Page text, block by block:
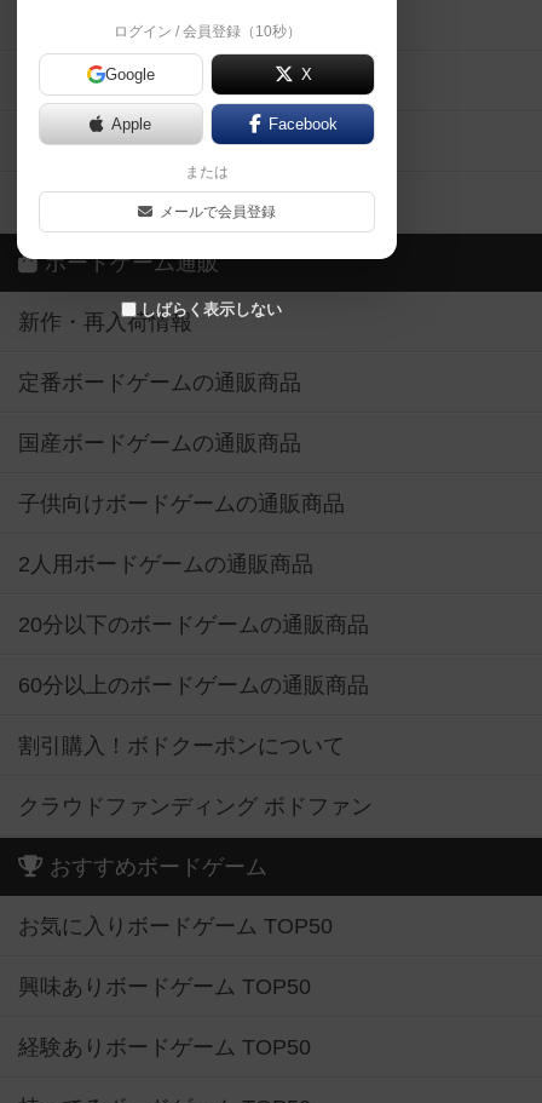
ログイン / 会員登録（10秒）
Google X
Apple Facebook
または
メールで会員登録
しばらく表示しない
掲示板・トピックス
ボドとも・会員一覧
ボードゲーム業界コラム
ボドゲーマご利用案内
ボードゲーム通販
新作・再入荷情報
定番ボードゲームの通販商品
国産ボードゲームの通販商品
子供向けボードゲームの通販商品
2人用ボードゲームの通販商品
20分以下のボードゲームの通販商品
60分以上のボードゲームの通販商品
割引購入！ボドクーポンについて
クラウドファンディング ボドファン
おすすめボードゲーム
お気に入りボードゲーム TOP50
興味ありボードゲーム TOP50
経験ありボードゲーム TOP50